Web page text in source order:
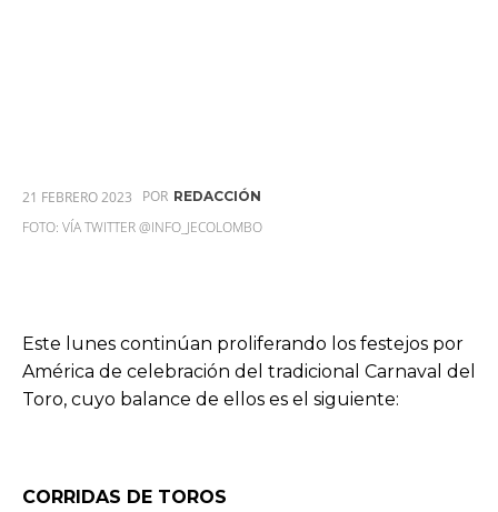
21 FEBRERO 2023 POR REDACCIÓN
FOTO: VÍA TWITTER @INFO_JECOLOMBO
Este lunes continúan proliferando los festejos por
América de celebración del tradicional Carnaval del
Toro, cuyo balance de ellos es el siguiente:
CORRIDAS DE TOROS